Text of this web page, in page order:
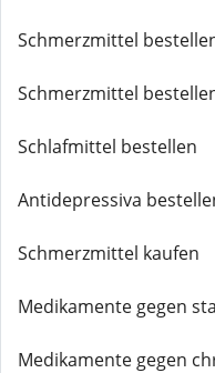
Schmerzmittel
Schmerzmittel
Schlafmittel bestellen
Antidepressiva
Schmerzmittel kaufen
Medikamente gegen
Medikamente gegen